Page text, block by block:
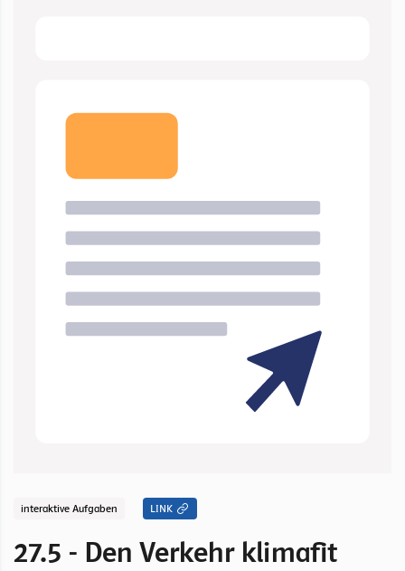
interaktive Aufgaben LINK
27.5 - Den Verkehr klimafit